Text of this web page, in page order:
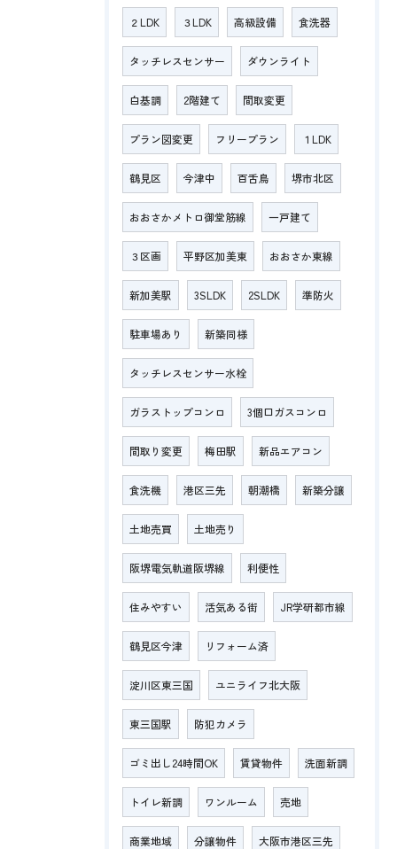
２LDK ３LDK 高級設備 食洗器
タッチレスセンサー ダウンライト
白基調 2階建て 間取変更
プラン図変更 フリープラン １LDK
鶴見区 今津中 百舌鳥 堺市北区
おおさかメトロ御堂筋線 一戸建て
３区画 平野区加美東 おおさか東線
新加美駅 3SLDK 2SLDK 準防火
駐車場あり 新築同様
タッチレスセンサー水栓
ガラストップコンロ 3個口ガスコンロ
間取り変更 梅田駅 新品エアコン
食洗機 港区三先 朝潮橋 新築分譲
土地売買 土地売り
阪堺電気軌道阪堺線 利便性
住みやすい 活気ある街 JR学研都市線
鶴見区今津 リフォーム済
淀川区東三国 ユニライフ北大阪
東三国駅 防犯カメラ
ゴミ出し24時間OK 賃貸物件 洗面新調
トイレ新調 ワンルーム 売地
商業地域 分譲物件 大阪市港区三先